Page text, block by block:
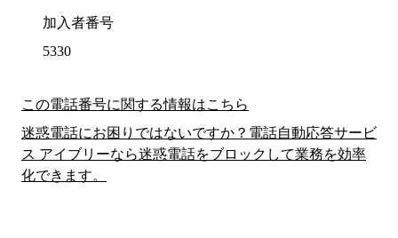
加入者番号
5330
この電話番号に関する情報はこちら
迷惑電話にお困りではないですか？電話自動応答サービ
ス アイブリーなら迷惑電話をブロックして業務を効率
化できます。